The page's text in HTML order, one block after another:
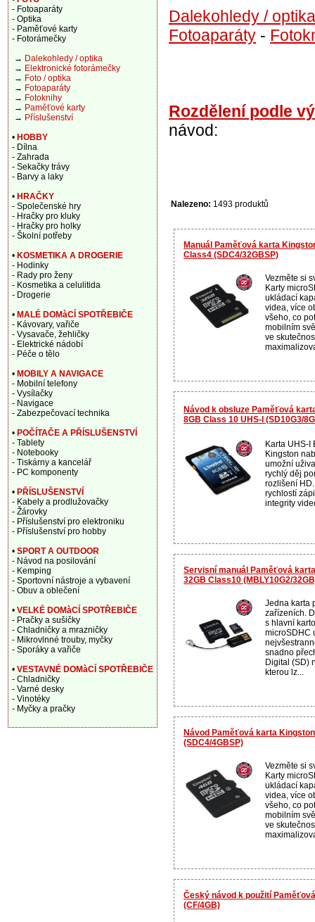
Dalekohledy / optika
Fotoaparáty -
Rozdělení podle
návod:
Nalezeno: 1493 produktů
Manuál Paměťová karta
Class4 (SDC4/32GBSP)
Vezměte si
Karty
ukládací
videa, více
všeho, co
mobilním
ve
Návod k obsluze Paměťová
8GB Class 10 UHS-I (SD10G3/
Karta UHS-I
Kingston
umožní
rychlý děj
rozlišení
rychlostí
integrity
Servisní manuál Paměťová
32GB Class10 (MBLY10G2/
Jedna karta
zařízeních.
s hlavní
microSDHC
snadno
Digital (SD)
kterou lz...
Návod Paměťová karta
(SDC4/4GBSP)
Vezměte si
Karty
ukládací
videa, více
všeho, co
mobilním
ve
Český návod k použití
(CF/4GB)
- Fotoaparáty
- Optika
- Paměťové karty
- Fotorámečky
→ Dalekohledy / optika
→ Elektronické fotorámečky
→ Foto / optika
→ Fotoaparáty
→ Fotoknihy
→ Paměťové karty
→ Příslušenství
• HOBBY
- Dílna
- Zahrada
- Sekačky trávy
- Barvy a laky
• HRAČKY
- Společenské hry
- Hračky pro kluky
- Hračky pro holky
- Školní potřeby
• KOSMETIKA A DROGERIE
- Hodinky
- Rady pro ženy
- Kosmetika a celulitida
- Drogerie
• MALÉ DOMàCÍ SPOTŘEBIČE
- Kávovary, vařiče
- Vysavače, žehličky
- Elektrické nádobí
- Péče o tělo
• MOBILY A NAVIGACE
- Mobilní telefony
- Vysílačky
- Navigace
- Zabezpečovací technika
• POČÍTAČE A PŘÍSLUŠENSTVÍ
- Tablety
- Notebooky
- Tiskárny a kancelář
- PC komponenty
• PŘÍSLUŠENSTVÍ
- Kabely a prodlužovačky
- Žárovky
- Příslušenství pro elektroniku
- Příslušenství pro hobby
• SPORT A OUTDOOR
- Návod na posilování
- Kemping
- Sportovní nástroje a vybavení
- Obuv a oblečení
• VELKÉ DOMàCÍ SPOTŘEBIČE
- Pračky a sušičky
- Chladničky a mrazničky
- Mikrovlnné trouby, myčky
- Sporáky a vařiče
• VESTAVNÉ DOMàCÍ SPOTŘEBIČE
- Chladničky
- Varné desky
- Vinotéky
- Myčky a pračky